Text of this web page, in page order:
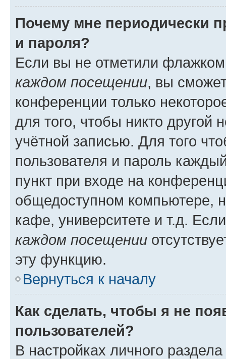
Почему мне периодически
и пароля?
Если вы не отметили
каждом посещении, вы
конференции только
для того, чтобы никто другой
учётной записью. Для того
пользователя и пароль
пункт при входе на
общедоступном компьютере,
кафе, университете и т.д.
каждом посещении
эту функцию.
Вернуться к началу
Как сделать, чтобы я не
пользователей?
В настройках личного